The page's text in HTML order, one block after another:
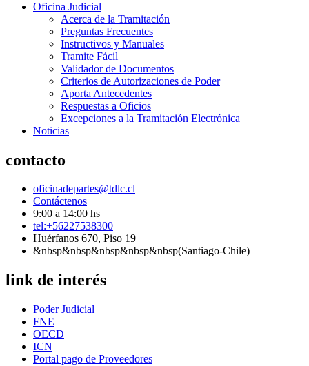
Oficina Judicial
Acerca de la Tramitación
Preguntas Frecuentes
Instructivos y Manuales
Tramite Fácil
Validador de Documentos
Criterios de Autorizaciones de Poder
Aporta Antecedentes
Respuestas a Oficios
Excepciones a la Tramitación Electrónica
Noticias
contacto
oficinadepartes@tdlc.cl
Contáctenos
9:00 a 14:00 hs
tel:+56227538300
Huérfanos 670, Piso 19
&nbsp&nbsp&nbsp&nbsp&nbsp(Santiago-Chile)
link de interés
Poder Judicial
FNE
OECD
ICN
Portal pago de Proveedores